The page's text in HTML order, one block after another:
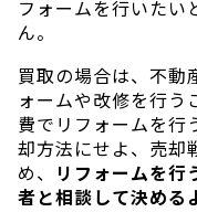
フォームを行いたい
ん。
買取の場合は、不動
ォームや改修を行う
費でリフォームを行
却方法にせよ、売却
め、 リフォームを行
者と相談して決める